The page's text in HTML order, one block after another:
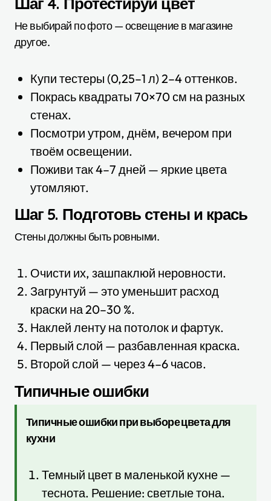
Не выбирай по фото — освещение в магазине
другое.
Купи тестеры (0,25–1 л) 2–4 оттенков.
Покрась квадраты 70×70 см на разных
стенах.
Посмотри утром, днём, вечером при
твоём освещении.
Поживи так 4–7 дней — яркие цвета
утомляют.
Шаг 5. Подготовь стены и крась
Стены должны быть ровными.
Очисти их, зашпаклюй неровности.
Загрунтуй — это уменьшит расход
краски на 20–30 %.
Наклей ленту на потолок и фартук.
Первый слой — разбавленная краска.
Второй слой — через 4–6 часов.
Типичные ошибки
Типичные ошибки при выборе цвета для
кухни
Темный цвет в маленькой кухне —
теснота. Решение: светлые тона.